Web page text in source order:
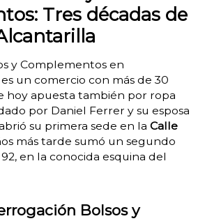
Tres décadas de
y Complementos en
un comercio con más de 30
hoy apuesta también por ropa
por Daniel Ferrer y su esposa
su primera sede en la Calle
más tarde sumó un segundo
en la conocida esquina del
Bolsos y